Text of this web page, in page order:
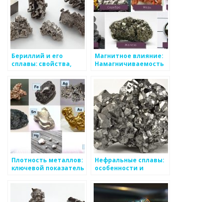
Бериллий и его
сплавы: свойства,
особенности
Магнитное влияние:
Намагничиваемость
Плотность металлов:
ключевой показатель
материала
Нефральные сплавы:
особенности и